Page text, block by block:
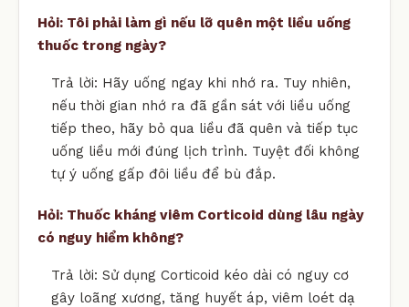
Hỏi: Tôi phải làm gì nếu lỡ quên một liều uống
thuốc trong ngày?
Trả lời: Hãy uống ngay khi nhớ ra. Tuy nhiên,
nếu thời gian nhớ ra đã gần sát với liều uống
tiếp theo, hãy bỏ qua liều đã quên và tiếp tục
uống liều mới đúng lịch trình. Tuyệt đối không
tự ý uống gấp đôi liều để bù đắp.
Hỏi: Thuốc kháng viêm Corticoid dùng lâu ngày
có nguy hiểm không?
Trả lời: Sử dụng Corticoid kéo dài có nguy cơ
gây loãng xương, tăng huyết áp, viêm loét dạ